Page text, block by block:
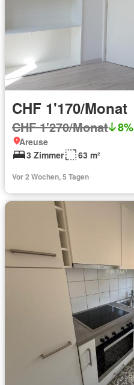
CHF 1'170/Monat
CHF 1'270/Monat 8%
Areuse
3 Zimmer
63 m²
Vor 2 Wochen, 5 Tagen